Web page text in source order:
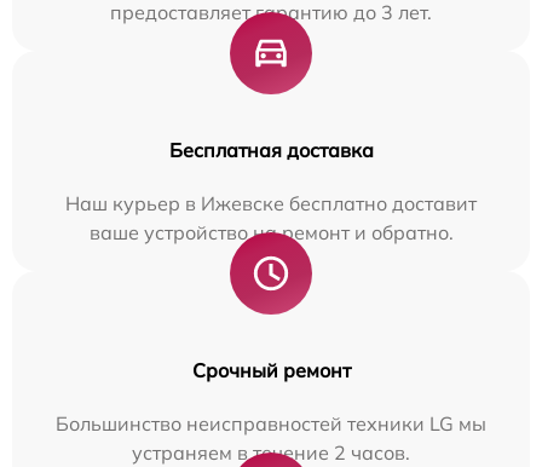
предоставляет гарантию до 3 лет.
Бесплатная доставка
Наш курьер в Ижевске бесплатно доставит
ваше устройство на ремонт и обратно.
Срочный ремонт
Большинство неисправностей техники LG мы
устраняем в течение 2 часов.